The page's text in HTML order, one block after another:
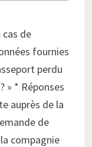
de
fournies
perdu
» * Réponses
auprès de la
de
compagnie